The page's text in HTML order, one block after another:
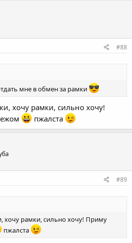
#88
мне в обмен за рамки
хочу рамки, сильно хочу!
пжалста
#89
хочу рамки, сильно хочу! Приму
пжалста